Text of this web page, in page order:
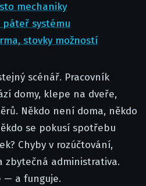
mechaniky
páteř systému
stovky možností
scénář. Pracovník
domy, klepe na dveře,
Někdo není doma, někdo
se pokusí spotřebu
Chyby v rozúčtování,
zbytečná administrativa.
— a funguje.